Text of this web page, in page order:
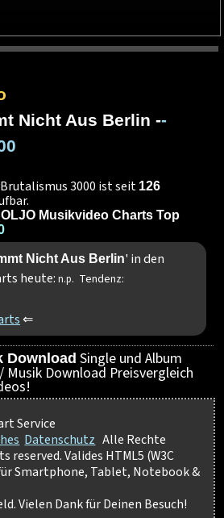
Nicht Aus Berlin --
3000 ist seit 126
OLJO Musikvideo Charts Top
Nicht Aus Berlin' in den
heute: n.p. Tendenz:
⇐
Download Single und Album
Musik Download Preisvergleich
Service
Datenschutz Alle Rechte
Valides HTML5 (W3C
Smartphone, Tablet, Notebook &
Vielen Dank für Deinen Besuch!